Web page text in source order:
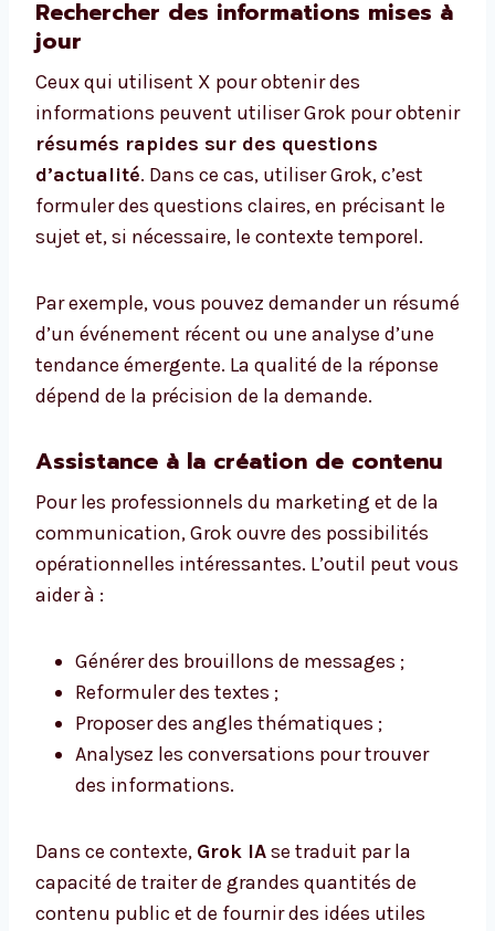
Rechercher des informations mises à
jour
Ceux qui utilisent X pour obtenir des
informations peuvent utiliser Grok pour obtenir
résumés rapides sur des questions
d’actualité. Dans ce cas, utiliser Grok, c’est
formuler des questions claires, en précisant le
sujet et, si nécessaire, le contexte temporel.
Par exemple, vous pouvez demander un résumé
d’un événement récent ou une analyse d’une
tendance émergente. La qualité de la réponse
dépend de la précision de la demande.
Assistance à la création de contenu
Pour les professionnels du marketing et de la
communication, Grok ouvre des possibilités
opérationnelles intéressantes. L’outil peut vous
aider à :
Générer des brouillons de messages ;
Reformuler des textes ;
Proposer des angles thématiques ;
Analysez les conversations pour trouver
des informations.
Dans ce contexte, Grok IAse traduit par la
capacité de traiter de grandes quantités de
contenu public et de fournir des idées utiles